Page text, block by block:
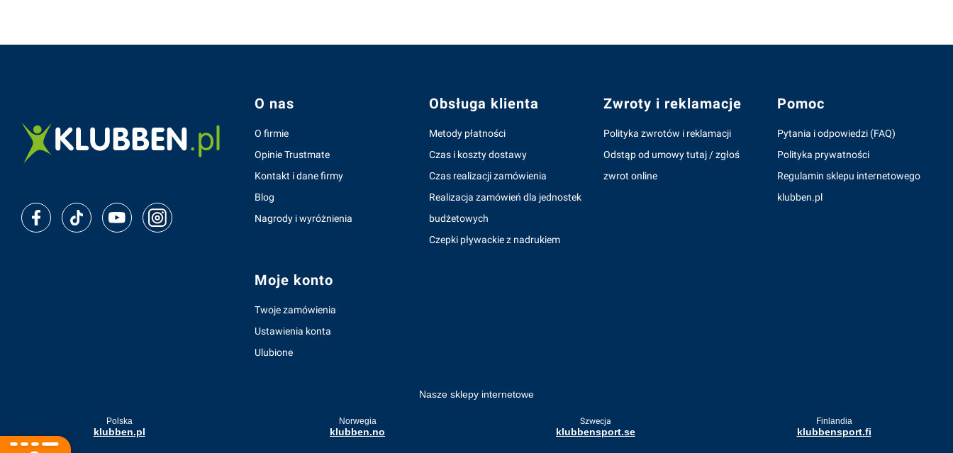
Linki w stopce
O nas
O firmie
Opinie Trustmate
Kontakt i dane firmy
Blog
Nagrody i wyróżnienia
Obsługa klienta
Metody płatności
Czas i koszty dostawy
Czas realizacji zamówienia
Realizacja zamówień dla jednostek
budżetowych
Czepki pływackie z nadrukiem
Zwroty i reklamacje
Polityka zwrotów i reklamacji
Odstąp od umowy tutaj / zgłoś
zwrot online
Pomoc
Pytania i odpowiedzi (FAQ)
Polityka prywatności
Regulamin sklepu internetowego
klubben.pl
Moje konto
Twoje zamówienia
Ustawienia konta
Ulubione
Nasze sklepy internetowe
Polska
klubben.pl
Norwegia
klubben.no
Szwecja
klubbensport.se
Finlandia
klubbensport.fi